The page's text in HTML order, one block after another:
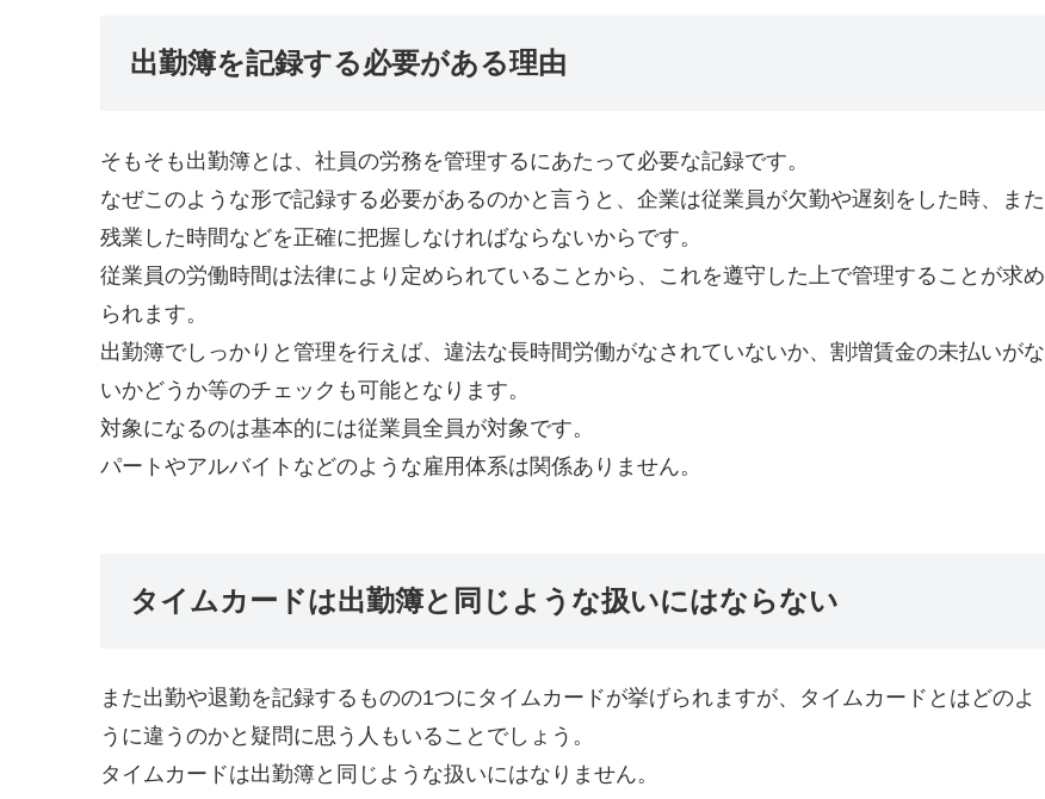
出勤簿を記録する必要がある理由
そもそも出勤簿とは、社員の労務を管理するにあたって必要な記録です。
なぜこのような形で記録する必要があるのかと言うと、企業は従業員が欠勤や遅刻をした時、また
残業した時間などを正確に把握しなければならないからです。
従業員の労働時間は法律により定められていることから、これを遵守した上で管理することが求め
られます。
出勤簿でしっかりと管理を行えば、違法な長時間労働がなされていないか、割増賃金の未払いがな
いかどうか等のチェックも可能となります。
対象になるのは基本的には従業員全員が対象です。
パートやアルバイトなどのような雇用体系は関係ありません。
タイムカードは出勤簿と同じような扱いにはならない
また出勤や退勤を記録するものの1つにタイムカードが挙げられますが、タイムカードとはどのよ
うに違うのかと疑問に思う人もいることでしょう。
タイムカードは出勤簿と同じような扱いにはなりません。